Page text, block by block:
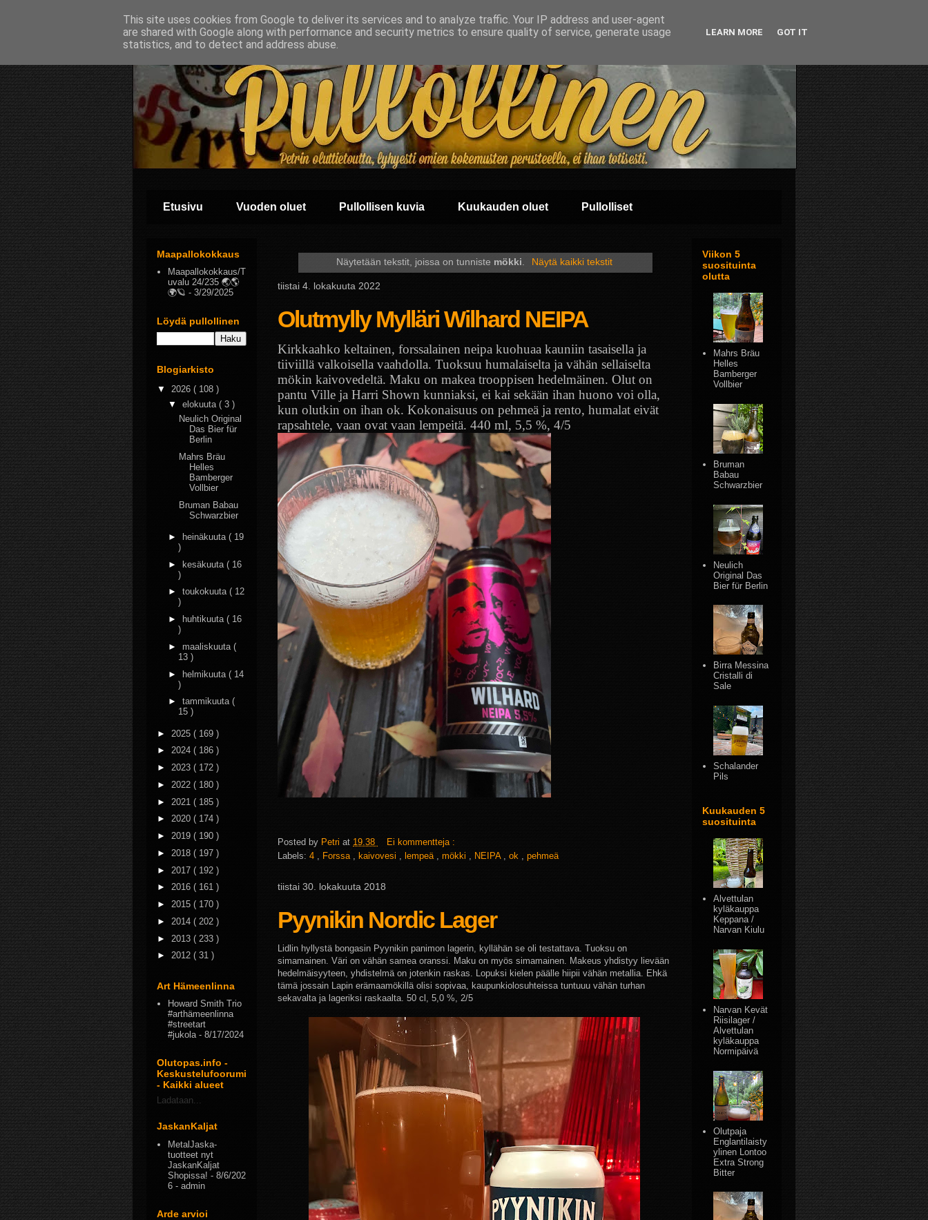
Etusivu Vuoden oluet Pullollisen kuvia Kuukauden oluet Pullolliset
Näytetään tekstit, joissa on tunniste mökki. Näytä kaikki tekstit
tiistai 4. lokakuuta 2022
Olutmylly Mylläri Wilhard NEIPA
Kirkkaahko keltainen, forssalainen neipa kuohuaa kauniin tasaisella ja
tiiviillä valkoisella vaahdolla. Tuoksuu humalaiselta ja vähän sellaiselta
mökin kaivovedeltä. Maku on makea trooppisen hedelmäinen. Olut on
pantu Ville ja Harri Shown kunniaksi, ei kai sekään ihan huono voi olla,
kun olutkin on ihan ok. Kokonaisuus on pehmeä ja rento, humalat eivät
rapsahtele, vaan ovat vaan lempeitä. 440 ml, 5,5 %, 4/5
Posted by Petri at 19.38
Ei kommentteja :
Labels: 4 , Forssa , kaivovesi , lempeä , mökki , NEIPA , ok , pehmeä
tiistai 30. lokakuuta 2018
Pyynikin Nordic Lager
Lidlin hyllystä bongasin Pyynikin panimon lagerin, kyllähän se oli testattava. Tuoksu on
simamainen. Väri on vähän samea oranssi. Maku on myös simamainen. Makeus yhdistyy lievään
hedelmäisyyteen, yhdistelmä on jotenkin raskas. Lopuksi kielen päälle hiipii vähän metallia. Ehkä
tämä jossain Lapin erämaamökillä olisi sopivaa, kaupunkiolosuhteissa tuntuuu vähän turhan
sekavalta ja lageriksi raskaalta. 50 cl, 5,0 %, 2/5
Maapallokokkaus
Maapallokokkaus/T
uvalu 24/235 🌏🌎
🌍🪐 - 3/29/2025
Löydä pullollinen
Blogiarkisto
▼ 2026 ( 108 )
▼ elokuuta ( 3 )
Neulich Original
Das Bier für
Berlin
Mahrs Bräu
Helles
Bamberger
Vollbier
Bruman Babau
Schwarzbier
► heinäkuuta ( 19
)
► kesäkuuta ( 16
)
► toukokuuta ( 12
)
►
huhtikuuta ( 16
)
► maaliskuuta (
13 )
► helmikuuta ( 14
)
► tammikuuta (
15 )
► 2025 ( 169 )
► 2024 ( 186 )
► 2023 ( 172 )
► 2022 ( 180 )
► 2021 ( 185 )
► 2020 ( 174 )
► 2019 ( 190 )
► 2018 ( 197 )
► 2017 ( 192 )
► 2016 ( 161 )
► 2015 ( 170 )
► 2014 ( 202 )
► 2013 ( 233 )
► 2012 ( 31 )
Art Hämeenlinna
Howard Smith Trio
#arthämeenlinna
#streetart
#jukola- 8/17/2024
Olutopas.info -
Keskustelufoorumi
- Kaikki alueet
Ladataan...
JaskanKaljat
MetalJaska-
tuotteet nyt
JaskanKaljat
Shopissa! - 8/6/202
6 - admin
Arde arvioi
Viikon 5
suosituinta
olutta
Mahrs Bräu
Helles
Bamberger
Vollbier
Bruman
Babau
Schwarzbier
Neulich
Original Das
Bier für Berlin
Birra Messina
Cristalli di
Sale
Schalander
Pils
Kuukauden 5
suosituinta
Alvettulan
kyläkauppa
Keppana /
Narvan Kiulu
Narvan Kevät
Riisilager /
Alvettulan
kyläkauppa
Normipäivä
Olutpaja
Englantilaisty
ylinen Lontoo
Extra Strong
Bitter
This site uses cookies from Google to deliver its services and to analyze traffic. Your IP address and user-agent
are shared with Google along with performance and security metrics to ensure quality of service, generate usage
statistics, and to detect and address abuse.
LEARN MORE GOT IT